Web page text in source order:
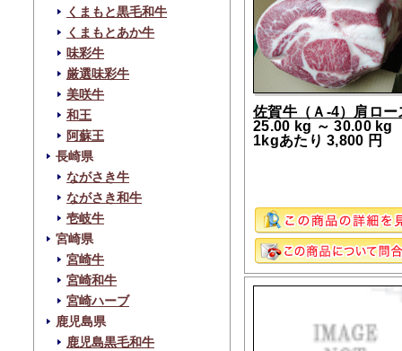
くまもと黒毛和牛
くまもとあか牛
味彩牛
厳選味彩牛
美咲牛
和王
阿蘇王
長崎県
ながさき牛
ながさき和牛
壱岐牛
宮崎県
宮崎牛
宮崎和牛
宮崎ハーブ
鹿児島県
鹿児島黒毛和牛
佐賀牛（Ａ-4）肩ロー
25.00 kg ～ 30.00 kg
1kgあたり 3,800 円